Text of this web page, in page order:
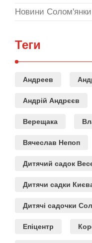
Новини Солом'янки
Теги
Андреев
Андрій Андрєєв
Верещака
Вячеслав Непоп
Дитячий садок
Дитячи садки
Дитячі садочки
Епіцентр